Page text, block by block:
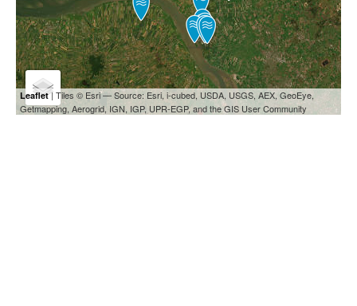
Leaflet| Tiles © Esri — Source: Esri, i-cubed, USDA, USGS, AEX, GeoEye,
Getmapping, Aerogrid, IGN, IGP, UPR-EGP, and the GIS User Community